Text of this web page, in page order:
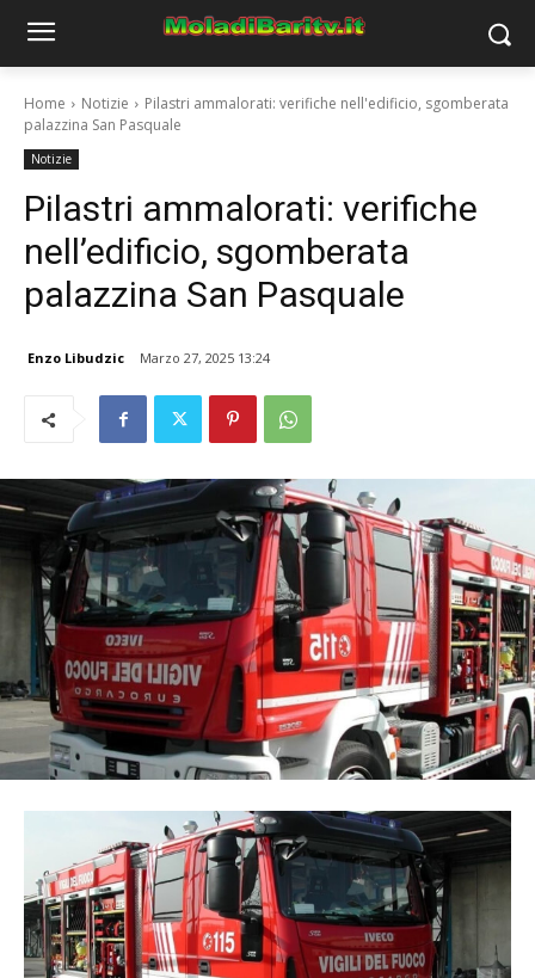
Home Notizie
Pilastri ammalorati: verifiche nell'edificio, sgomberata
palazzina San Pasquale
Notizie
Pilastri ammalorati: verifiche
nell’edificio, sgomberata
palazzina San Pasquale
Enzo Libudzic Marzo 27, 2025 13:24